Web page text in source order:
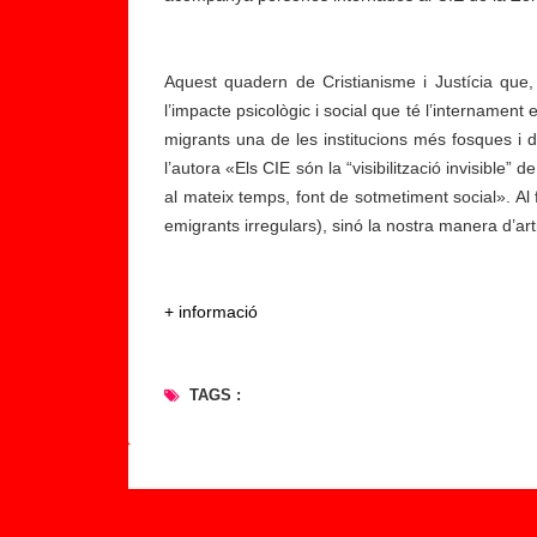
Aquest quadern de Cristianisme i Justícia
l’impacte psicològic i social que té
migrants una de les institucions més fosques i
l’autora «Els CIE són la “visibilització invisible”
al mateix temps, font de sotmetiment social».
emigrants irregulars), sinó la nostra manera
+ informació
TAGS :